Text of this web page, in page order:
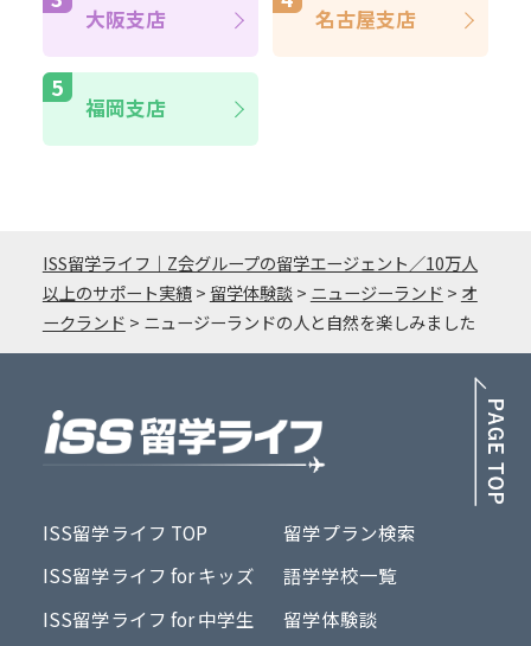
大阪支店 名古屋支店
福岡支店
ISS留学ライフ｜Z会グループの留学エージェント／10万人
以上のサポート実績> 留学体験談> ニュージーランド > オ
ークランド > ニュージーランドの人と自然を楽しみました
ISS留学ライフ TOP
ISS留学ライフ for キッズ
ISS留学ライフ for 中学生
留学プラン検索
語学学校一覧
留学体験談